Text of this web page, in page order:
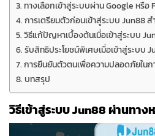
ทางเลือกเข้าสู่ระบบผ่าน Google หรือ
การเตรียมตัวก่อนเข้าสู่ระบบ Jun88 ส
วิธีแก้ปัญหาเบื้องต้นเมื่อเข้าสู่ระบบ
รับสิทธิประโยชน์พิเศษเมื่อเข้าสู่ระบบ
การยืนยันตัวตนเพื่อความปลอดภัยในก
บทสรุป
วิธีเข้าสู่ระบบ Jun88 ผ่านทาง